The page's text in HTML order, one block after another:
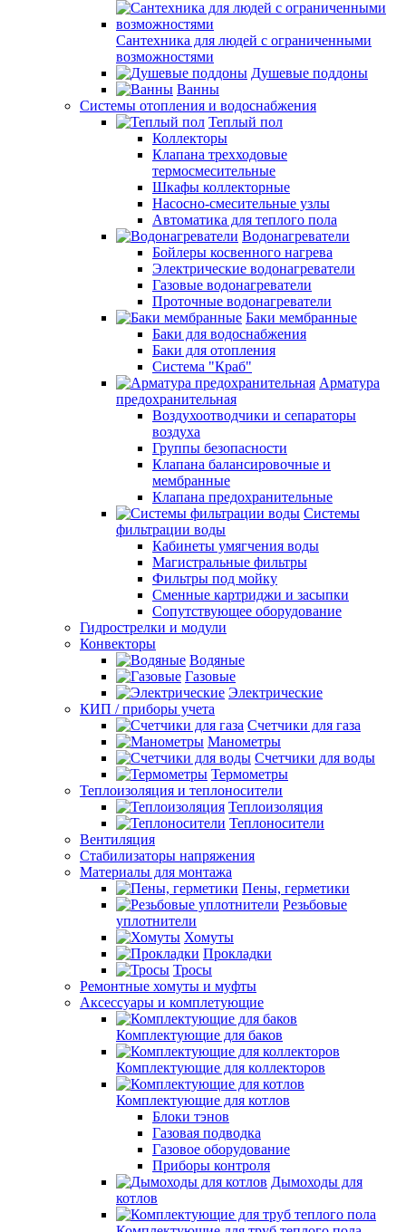
Сантехника для людей с ограниченными
возможностями
Душевые поддоны
Ванны
Системы отопления и водоснабжения
Теплый пол
Коллекторы
Клапана трехходовые
термосмесительные
Шкафы коллекторные
Насосно-смесительные узлы
Автоматика для теплого пола
Водонагреватели
Бойлеры косвенного нагрева
Электрические водонагреватели
Газовые водонагреватели
Проточные водонагреватели
Баки мембранные
Баки для водоснабжения
Баки для отопления
Система "Краб"
Арматура
предохранительная
Воздухоотводчики и сепараторы
воздуха
Группы безопасности
Клапана балансировочные и
мембранные
Клапана предохранительные
Системы
фильтрации воды
Кабинеты умягчения воды
Магистральные фильтры
Фильтры под мойку
Сменные картриджи и засыпки
Сопутствующее оборудование
Гидрострелки и модули
Конвекторы
Водяные
Газовые
Электрические
КИП / приборы учета
Счетчики для газа
Манометры
Счетчики для воды
Термометры
Теплоизоляция и теплоносители
Теплоизоляция
Теплоносители
Вентиляция
Стабилизаторы напряжения
Материалы для монтажа
Пены, герметики
Резьбовые
уплотнители
Хомуты
Прокладки
Тросы
Ремонтные хомуты и муфты
Аксессуары и комплетующие
Комплектующие для баков
Комплектующие для коллекторов
Комплектующие для котлов
Блоки тэнов
Газовая подводка
Газовое оборудование
Приборы контроля
Дымоходы для
котлов